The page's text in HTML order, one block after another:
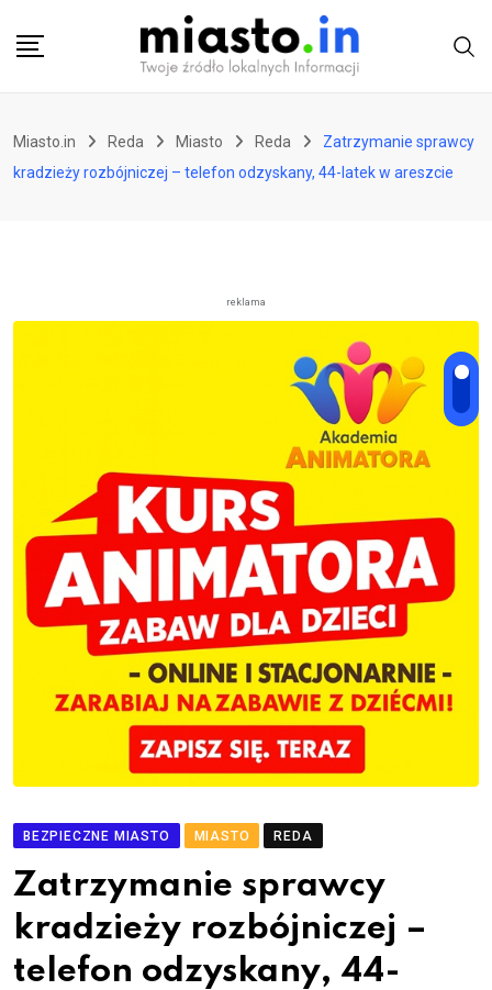
Miasto.in Reda Miasto Reda
Zatrzymanie sprawcy
kradzieży rozbójniczej – telefon odzyskany, 44-latek w areszcie
reklama
BEZPIECZNE MIASTO MIASTO REDA
Zatrzymanie sprawcy
kradzieży rozbójniczej –
telefon odzyskany, 44-